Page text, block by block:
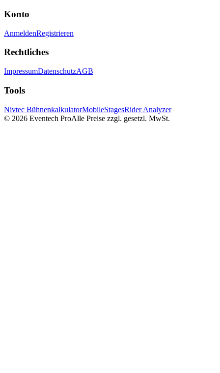
Konto
AnmeldenRegistrieren
Rechtliches
ImpressumDatenschutzAGB
Tools
Nivtec BühnenkalkulatorMobileStagesRider Analyzer
© 2026 Eventech ProAlle Preise zzgl. gesetzl. MwSt.